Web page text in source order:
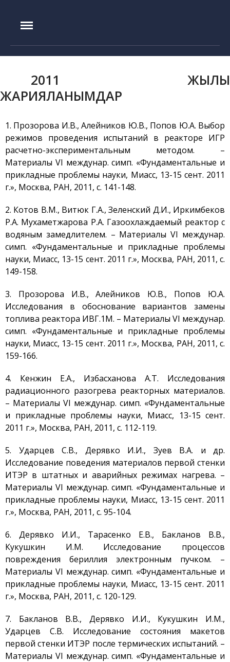
Басты бет
Құрылу тарихы
Басшылық
Эксперименттік база
ЛИАНА стенді
ЛАВА-Б қондырғысы
ВИКА қондырғысы
ВЧГ-135 стенді
Плазмалық-шоқты
қондырғысы бар стенд
Кешендер
Атом энергетикасын
дамыту
Термоядролық
зерттеуілері
Ядролық нысанның
мониторингі
конверсиялау
Сутекті энергетика
Жаңалықтар
Жарияланымдармен
өнертабыстар
Қауіпсіздік
Фотоальбом
IAE.KZ
2011 ЖЫЛҒЫ
ЖАРИЯЛАНЫМДАР
1. Прозорова И.В., Алейников Ю.В., Попов Ю.А. Выбор
режимов проведения испытаний в реакторе ИГР
расчетно-экспериментальным методом. –
Материалы VI междунар. симп. «Фундаментальные и
прикладные проблемы науки, Миасс, 13-15 сент. 2011
г.», Москва, РАН, 2011, c. 141-148.
2. Котов В.М., Витюк Г.А., Зеленский Д.И., Иркимбеков
Р.А. Мухаметжарова Р.А. Газоохлаждаемый реактор с
водяным замедлителем. – Материалы VI междунар.
симп. «Фундаментальные и прикладные проблемы
науки, Миасс, 13-15 сент. 2011 г.», Москва, РАН, 2011, c.
149-158.
3. Прозорова И.В., Алейников Ю.В., Попов Ю.А.
Исследования в обоснование вариантов замены
топлива реактора ИВГ.1М. – Материалы VI междунар.
симп. «Фундаментальные и прикладные проблемы
науки, Миасс, 13-15 сент. 2011 г.», Москва, РАН, 2011, c.
159-166.
4. Кенжин Е.А., Избасханова А.Т. Исследования
радиационного разогрева реакторных материалов.
– Материалы VI междунар. симп. «Фундаментальные
и прикладные проблемы науки, Миасс, 13-15 сент.
2011 г.», Москва, РАН, 2011, c. 112-119.
5. Ударцев С.В., Дерявко И.И., Зуев В.А. и др.
Исследование поведения материалов первой стенки
ИТЭР в штатных и аварийных режимах нагрева. –
Материалы VI междунар. симп. «Фундаментальные и
прикладные проблемы науки, Миасс, 13-15 сент. 2011
г.», Москва, РАН, 2011, c. 95-104.
6. Дерявко И.И., Тарасенко Е.В., Бакланов В.В.,
Кукушкин И.М. Исследование процессов
повреждения бериллия электронным пучком. –
Материалы VI междунар. симп. «Фундаментальные и
прикладные проблемы науки, Миасс, 13-15 сент. 2011
г.», Москва, РАН, 2011, c. 120-129.
7. Бакланов В.В., Дерявко И.И., Кукушкин И.М.,
Ударцев С.В. Исследование состояния макетов
первой стенки ИТЭР после термических испытаний. –
Материалы VI междунар. симп. «Фундаментальные и